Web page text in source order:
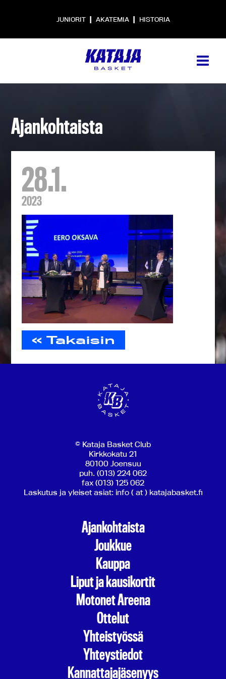
JUNIORIT | AKATEMIA | HISTORIA
Ajankohtaista
28.1.
2023
« Takaisin
© Kataja Basket Club
Kirkkokatu 21
80100 Joensuu
puh. (013) 224 062
fax (013) 125 062
Laskutus ja yleiset asiat: info ( at ) katajabasket.fi
Ajankohtaista
Joukkue
Kauppa
Liput ja kausikortit
Motonet Areena
Ottelut
Yhteistyössä
Yhteystiedot
Kannattajajäsenyys